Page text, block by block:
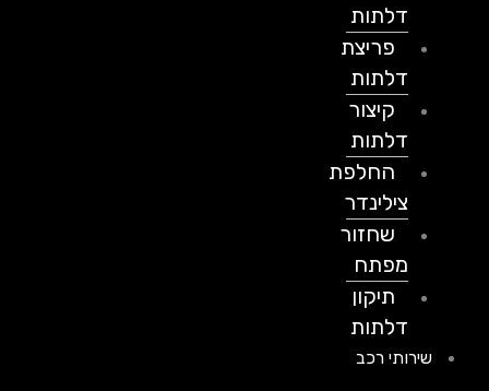
דלתות
פריצת
דלתות
קיצור
דלתות
החלפת
צילינדר
שחזור
מפתח
תיקון
דלתות
שירותי רכב